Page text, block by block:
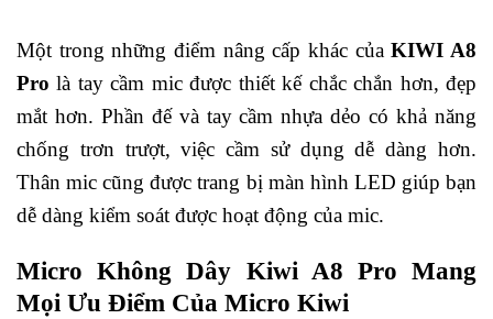
Một trong những điểm nâng cấp khác củaKIWI A8
Prolà tay cầm mic được thiết kế chắc chắn hơn, đẹp
mắt hơn. Phần đế và tay cầm nhựa dẻo có khả năng
chống trơn trượt, việc cầm sử dụng dễ dàng hơn.
Thân mic cũng được trang bị màn hình LED giúp bạn
dễ dàng kiểm soát được hoạt động của mic.
Micro Không Dây Kiwi A8 Pro Mang
Mọi Ưu Điểm Của Micro Kiwi